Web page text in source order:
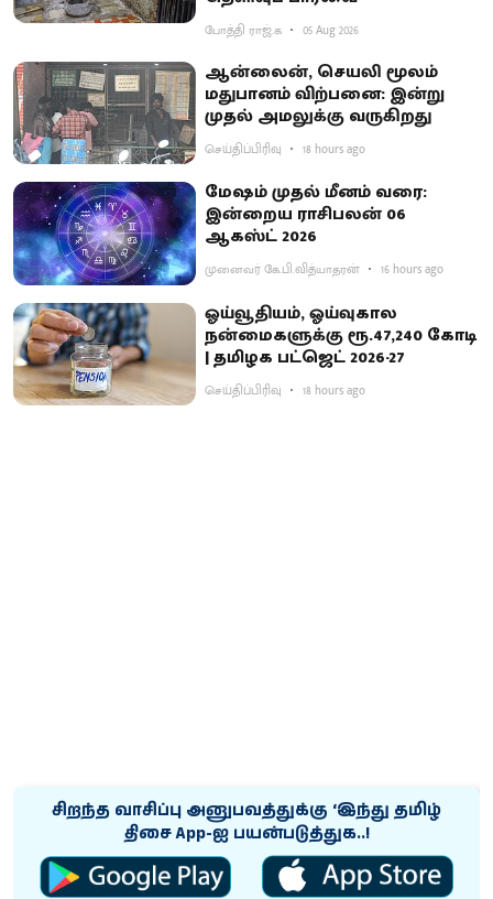
போத்தி ராஜ்.க 05 Aug 2026
ஆன்லைன், செயலி மூலம்
மதுபானம் விற்பனை: இன்று
முதல் அமலுக்கு வருகிறது
செய்திப்பிரிவு 18 hours ago
மேஷம் முதல் மீனம் வரை:
இன்றைய ராசிபலன் 06
ஆகஸ்ட் 2026
முனைவர் கே.பி.வித்யாதரன் 16 hours ago
ஓய்வூதியம், ஓய்வுகால
நன்மைகளுக்கு ரூ.47,240 கோடி
| தமிழக பட்ஜெட் 2026-27
செய்திப்பிரிவு 18 hours ago
சிறந்த வாசிப்பு அனுபவத்துக்கு ‘இந்து தமிழ்
திசை App-ஐ பயன்படுத்துக..!